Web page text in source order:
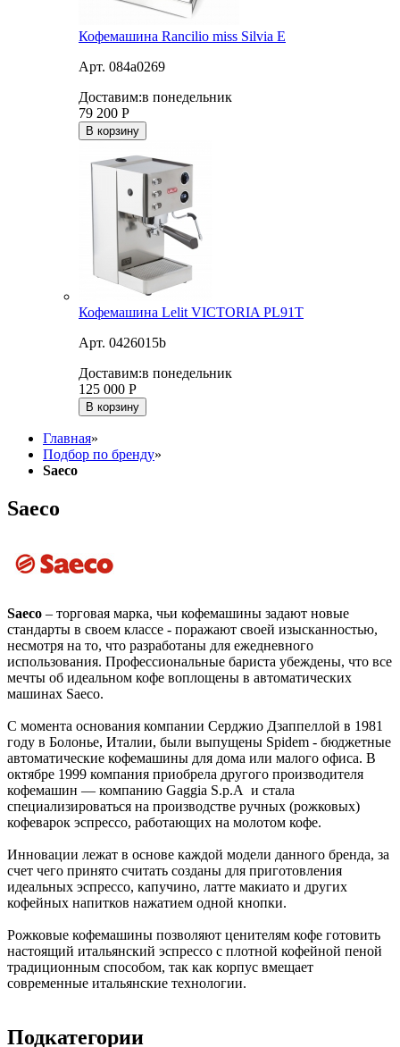
Кофемашина Rancilio miss Silvia E
Арт. 084a0269
Доставим:в понедельник
79 200 Р
В корзину
Кофемашина Lelit VICTORIA PL91T
Арт. 0426015b
Доставим:в понедельник
125 000 Р
В корзину
Главная»
Подбор по бренду»
Saeco
Saeco
Saeco – торговая марка, чьи кофемашины задают новые
стандарты в своем классе - поражают своей изысканностью,
несмотря на то, что разработаны для ежедневного
использования. Профессиональные бариста убеждены, что все
мечты об идеальном кофе воплощены в автоматических
машинах Saeco.
С момента основания компании Серджио Дзаппеллой в 1981
году в Болонье, Италии, были выпущены Spidem - бюджетные
автоматические кофемашины для дома или малого офиса. В
октябре 1999 компания приобрела другого производителя
кофемашин — компанию Gaggia S.p.A и стала
специализироваться на производстве ручных (рожковых)
кофеварок эспрессо, работающих на молотом кофе.
Инновации лежат в основе каждой модели данного бренда, за
счет чего принято считать созданы для приготовления
идеальных эспрессо, капучино, латте макиато и других
кофейных напитков нажатием одной кнопки.
Рожковые кофемашины позволяют ценителям кофе готовить
настоящий итальянский эспрессо с плотной кофейной пеной
традиционным способом, так как корпус вмещает
современные итальянские технологии.
Подкатегории